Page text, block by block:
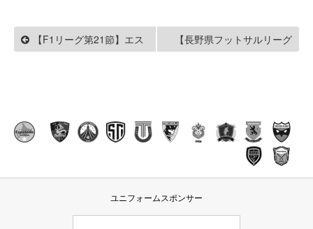
【F1リーグ第21節】エス
【長野県フットサルリーグ
ユニフォームスポンサー